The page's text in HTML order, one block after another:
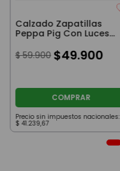
Calzado Zapatillas
Peppa Pig Con Luces
Footy
$ 59.900 $49.900
COMPRAR
Precio sin impuestos nacionales:
$ 41.239,67